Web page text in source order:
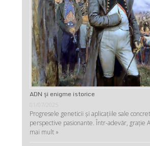
ADN şi enigme istorice
01/07/2025
Progresele geneticii şi aplicaţiile sale
perspective pasionante. Într-adevăr, graţie
mai mult »